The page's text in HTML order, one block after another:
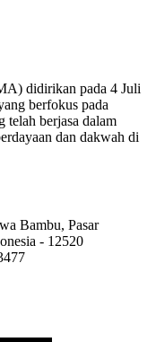
didirikan pada 4 Juli
berfokus pada
telah berjasa dalam
dan dakwah di
Bambu, Pasar
- 12520